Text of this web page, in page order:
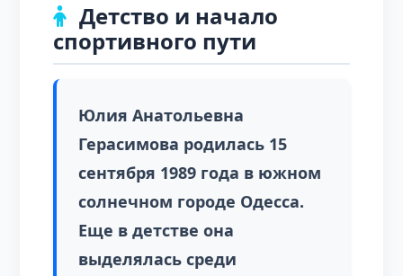
Детство и начало
спортивного пути
Юлия Анатольевна
Герасимова родилась 15
сентября 1989 года в южном
солнечном городе Одесса.
Еще в детстве она
выделялась среди